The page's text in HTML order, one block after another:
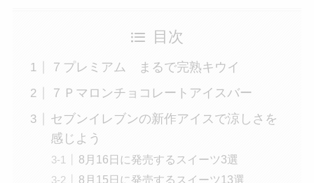
目次
７プレミアム まるで完熟キウイ
７Ｐマロンチョコレートアイスバー
セブンイレブンの新作アイスで涼しさを
感じよう
8月16日に発売するスイーツ3選
8月15日に発売するスイーツ13選